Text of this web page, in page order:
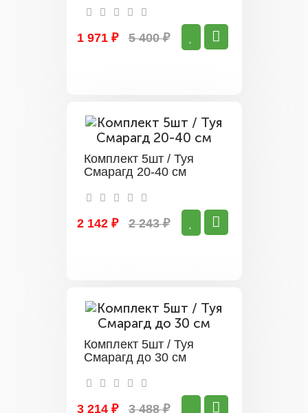
1 971 ₽ 5 400 ₽
Комплект 5шт / Туя
Смарагд 20-40 см
2 142 ₽ 2 243 ₽
Комплект 5шт / Туя
Смарагд до 30 см
3 214 ₽ 3 488 ₽